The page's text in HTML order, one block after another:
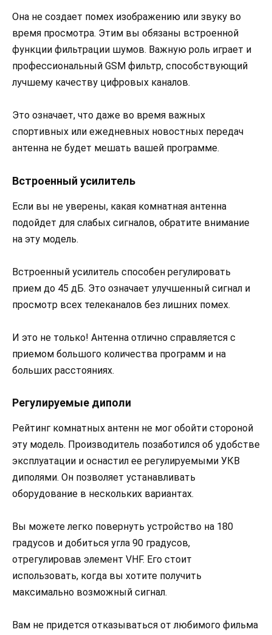
Она не создает помех изображению или звуку во
время просмотра. Этим вы обязаны встроенной
функции фильтрации шумов. Важную роль играет и
профессиональный GSM фильтр, способствующий
лучшему качеству цифровых каналов.
Это означает, что даже во время важных
спортивных или ежедневных новостных передач
антенна не будет мешать вашей программе.
Встроенный усилитель
Если вы не уверены, какая комнатная антенна
подойдет для слабых сигналов, обратите внимание
на эту модель.
Встроенный усилитель способен регулировать
прием до 45 дБ. Это означает улучшенный сигнал и
просмотр всех телеканалов без лишних помех.
И это не только! Антенна отлично справляется с
приемом большого количества программ и на
больших расстояниях.
Регулируемые диполи
Рейтинг комнатных антенн не мог обойти стороной
эту модель. Производитель позаботился об удобстве
эксплуатации и оснастил ее регулируемыми УКВ
диполями. Он позволяет устанавливать
оборудование в нескольких вариантах.
Вы можете легко повернуть устройство на 180
градусов и добиться угла 90 градусов,
отрегулировав элемент VHF. Его стоит
использовать, когда вы хотите получить
максимально возможный сигнал.
Вам не придется отказываться от любимого фильма